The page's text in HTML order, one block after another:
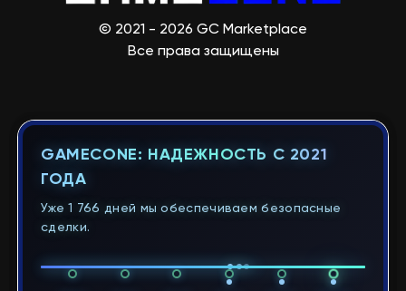
© 2021 - 2026 GC Marketplace
Все права защищены
GAMECONE: НАДЕЖНОСТЬ С 2021
ГОДА
Уже 1 766 дней мы обеспечиваем безопасные
сделки.